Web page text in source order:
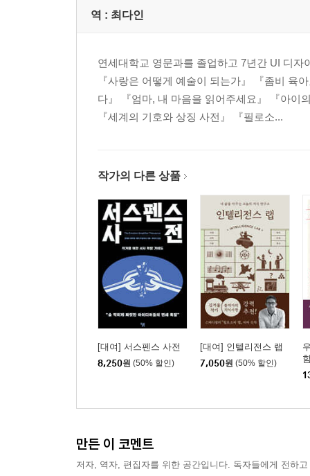
역 : 최다인
연세대학교 영문과를 졸업하고 7년간 UI 디
『사랑은 어떻게 예술이 되는가』 『좀비 육
다』 『엄마, 내 마음을 읽어주세요』 『아이
『세계의 기호와 상징 사전』 『필로소...
작가의 다른 상품
[대여] 서스펜스 사전
8,250원 (50% 할인)
[대여] 인텔리전스 랩
7,050원 (50% 할인)
만든 이 코멘트
저자, 역자, 편집자를 위한 공간입니다. 독자들에게 전하